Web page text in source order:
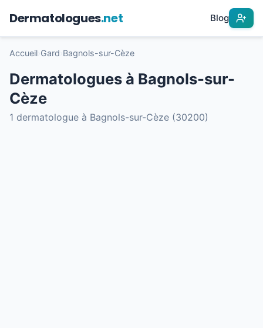
Dermatologues.net Blog
Accueil Gard Bagnols-sur-Cèze
Dermatologues à Bagnols-sur-
Cèze
1 dermatologue à Bagnols-sur-Cèze (30200)